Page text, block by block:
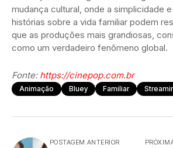
mudança cultural, onde a simplicidade
histórias sobre a vida familiar podem
que as produções mais grandiosas,
como um verdadeiro fenômeno global.
Fonte: https://cinepop.com.br
Animação Bluey Familiar
POSTAGEM ANTERIOR